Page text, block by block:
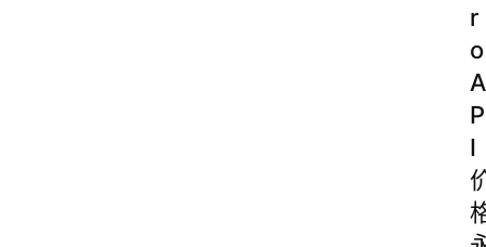
r
o
A
P
I